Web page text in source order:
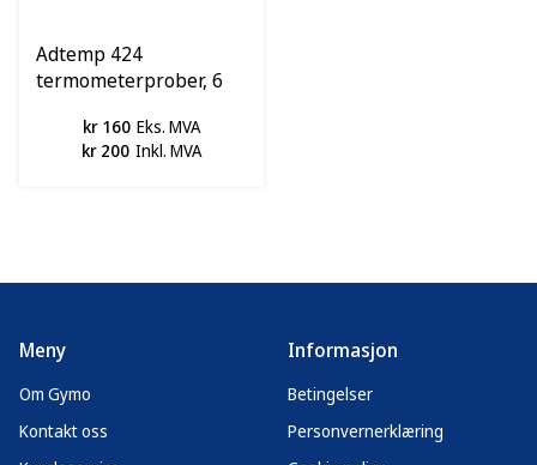
Adtemp 424
termometerprober, 6
kr 160 Eks. MVA
kr 200 Inkl. MVA
Meny
Om Gymo
Kontakt oss
Informasjon
Betingelser
Personvernerklæring